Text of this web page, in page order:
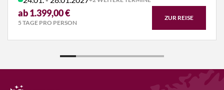
ab 1.399,00 €
5 TAGE PRO PERSON
ZUR REISE